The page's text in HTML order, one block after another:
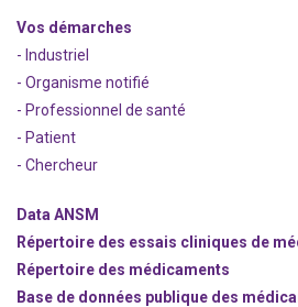
Vos démarches
- Industriel
- Organisme notifié
- Professionnel de santé
- Patient
- Chercheur
Data ANSM
Répertoire des essais cliniques de
Répertoire des médicaments
Base de données publique des